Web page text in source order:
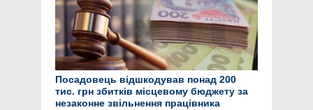
Посадовець відшкодував понад 200
тис. грн збитків місцевому бюджету за
незаконне звільнення працівника